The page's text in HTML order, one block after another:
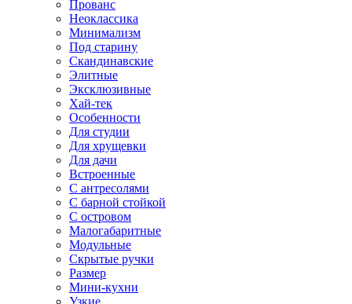
Прованс
Неоклассика
Минимализм
Под старину
Скандинавские
Элитные
Эксклюзивные
Хай-тек
Особенности
Для студии
Для хрущевки
Для дачи
Встроенные
С антресолями
С барной стойкой
С островом
Малогабаритные
Модульные
Скрытые ручки
Размер
Мини-кухни
Узкие